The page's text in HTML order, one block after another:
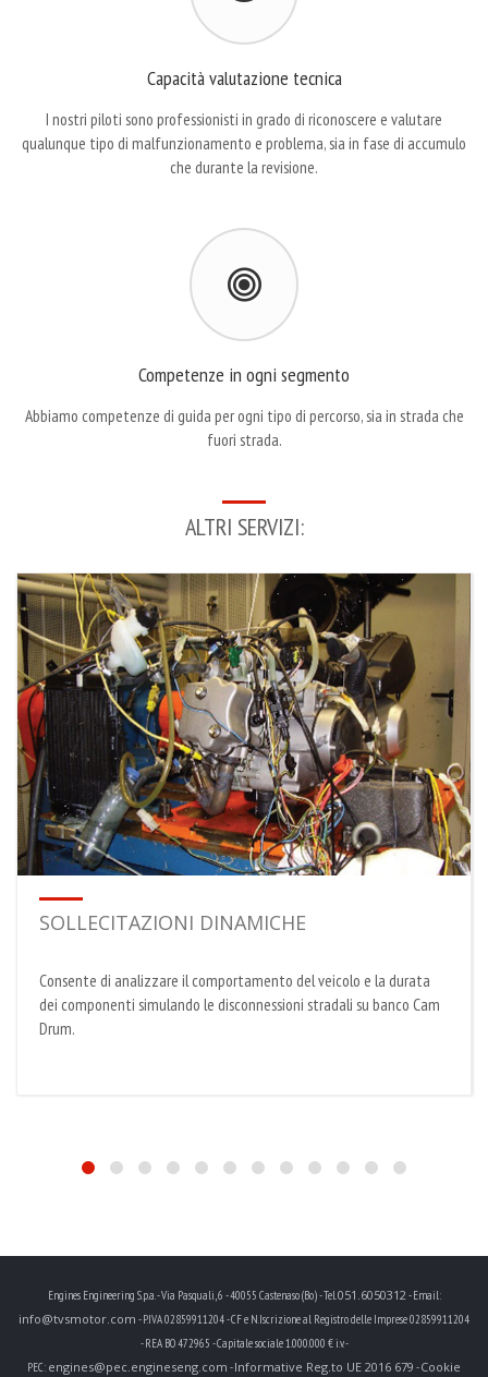
Capacità valutazione tecnica
I nostri piloti sono professionisti in grado di riconoscere e valutare
qualunque tipo di malfunzionamento e problema, sia in fase di accumulo
che durante la revisione.
Competenze in ogni segmento
Abbiamo competenze di guida per ogni tipo di percorso, sia in strada che
fuori strada.
ALTRI SERVIZI:
SOLLECITAZIONI DINAMICHE
Consente di analizzare il comportamento del veicolo e la durata
dei componenti simulando le disconnessioni stradali su banco Cam
Drum.
Engines Engineering S.p.a. - Via Pasquali, 6 - 40055 Castenaso (Bo) - Tel. 051.6050312 - Email:
info@tvsmotor.com - P.IVA 02859911204 - CF e N.Iscrizione al Registro delle Imprese 02859911204
- REA BO 472965 - Capitale sociale 1.000.000 € i.v. -
PEC: engines@pec.engineseng.com -Informative Reg.to UE 2016 679 -Cookie